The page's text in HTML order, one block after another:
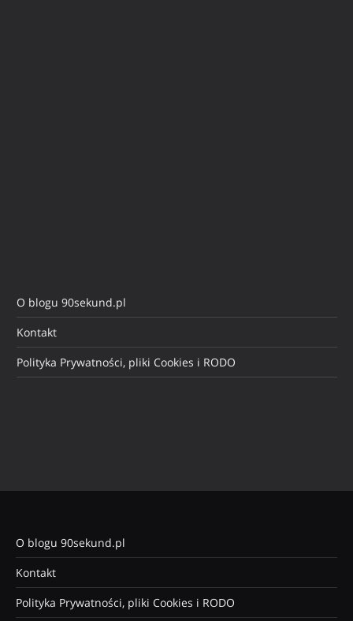
O blogu 90sekund.pl
Kontakt
Polityka Prywatności, pliki Cookies i RODO
O blogu 90sekund.pl
Kontakt
Polityka Prywatności, pliki Cookies i RODO